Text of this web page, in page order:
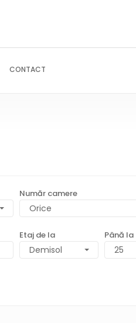
Secondary
CONTACT
Număr camere
Etaj de la Până la